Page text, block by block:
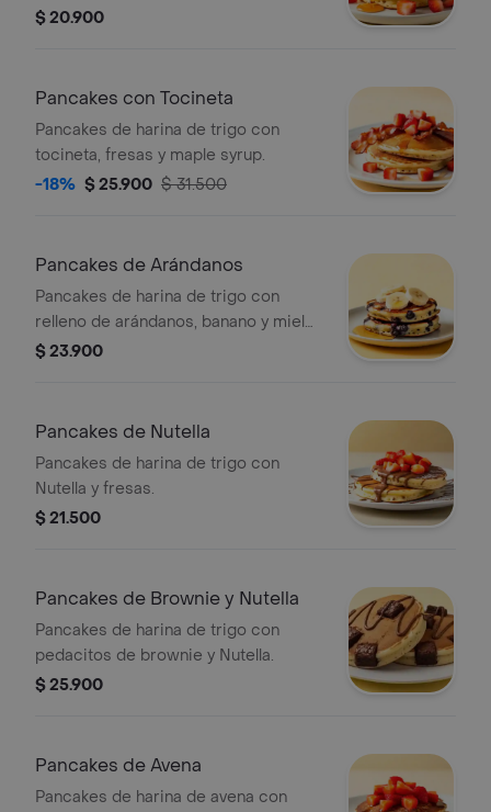
$ 20.900
Pancakes con Tocineta
Pancakes de harina de trigo con
tocineta, fresas y maple syrup.
-18% $ 25.900 $ 31.500
Pancakes de Arándanos
Pancakes de harina de trigo con
relleno de arándanos, banano y miel
de maple.
$ 23.900
Pancakes de Nutella
Pancakes de harina de trigo con
Nutella y fresas.
$ 21.500
Pancakes de Brownie y Nutella
Pancakes de harina de trigo con
pedacitos de brownie y Nutella.
$ 25.900
Pancakes de Avena
Pancakes de harina de avena con